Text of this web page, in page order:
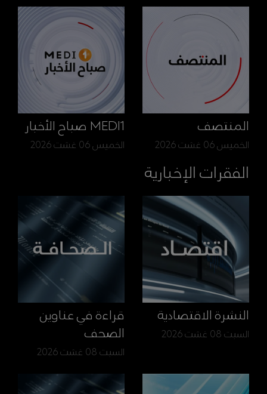
المنتصف
الخميس 06 غشت 2026
MEDI1 صباح الأخبار
الخميس 06 غشت 2026
الفقرات الإخبارية
النشرة الاقتصادية
السبت 08 غشت 2026
قراءة في عناوين
الصحف
السبت 08 غشت 2026